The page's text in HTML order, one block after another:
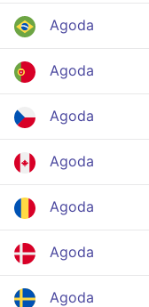
Agoda
Agoda
Agoda
Agoda
Agoda
Agoda
Agoda